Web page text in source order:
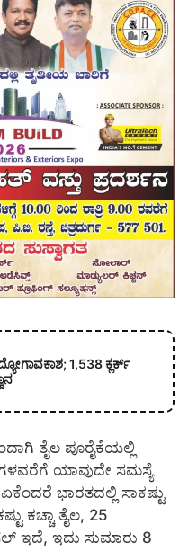
1,538 ಕ್ಲರ್ಕ್
ತೈಲ ಪೂರೈಕೆಯಲ್ಲಿ
ಯಾವುದೇ ಸಮಸ್ಯೆ
ಭಾರತದಲ್ಲಿ ಸಾಕಷ್ಟು
ಕಚ್ಚಾ ತೈಲ, 25
ಇದೆ, ಇದು ಸುಮಾರು 8